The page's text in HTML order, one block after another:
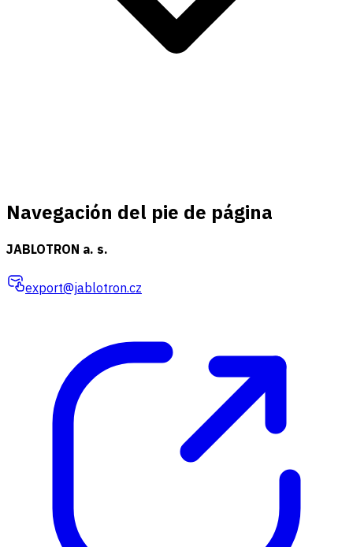
Navegación del pie de página
JABLOTRON a. s.
export@jablotron.cz